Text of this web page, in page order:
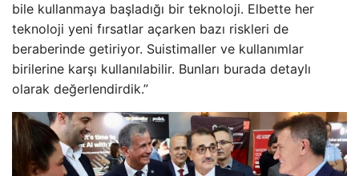
bile kullanmaya başladığı bir teknoloji. Elbette her
teknoloji yeni fırsatlar açarken bazı riskleri de
beraberinde getiriyor. Suistimaller ve kullanımlar
birilerine karşı kullanılabilir. Bunları burada detaylı
olarak değerlendirdik.”